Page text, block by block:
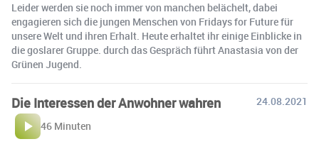
Leider werden sie noch immer von manchen belächelt, dabei
engagieren sich die jungen Menschen von Fridays for Future für
unsere Welt und ihren Erhalt. Heute erhaltet ihr einige Einblicke in
die goslarer Gruppe. durch das Gespräch führt Anastasia von der
Grünen Jugend.
Die Interessen der Anwohner wahren
24.08.2021
46 Minuten